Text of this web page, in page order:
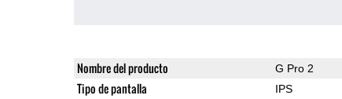
Nombre del producto G Pro 2
Tipo de pantalla IPS